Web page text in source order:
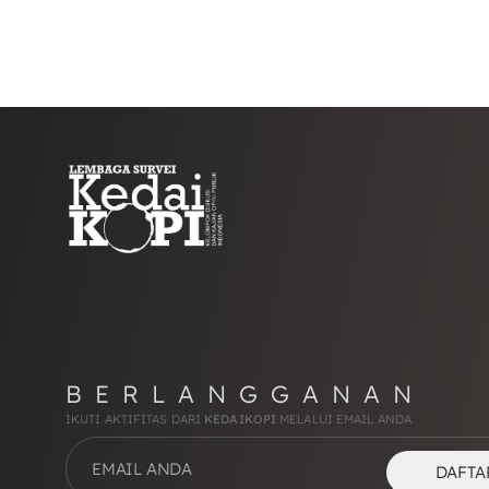
BERLANGGANAN
IKUTI AKTIFITAS DARI KEDAIKOPI MELALUI EMAIL ANDA